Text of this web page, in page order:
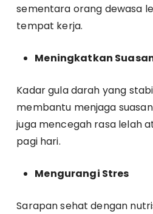
sementara orang dewasa
tempat kerja.
Meningkatkan
Kadar gula darah yang
membantu menjaga
juga mencegah rasa lelah
pagi hari.
Mengurangi Stres
Sarapan sehat dengan